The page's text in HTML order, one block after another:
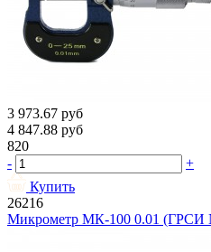
3 973.67 руб
4 847.88 руб
820
-
+
Купить
26216
Микрометр МК-100 0.01